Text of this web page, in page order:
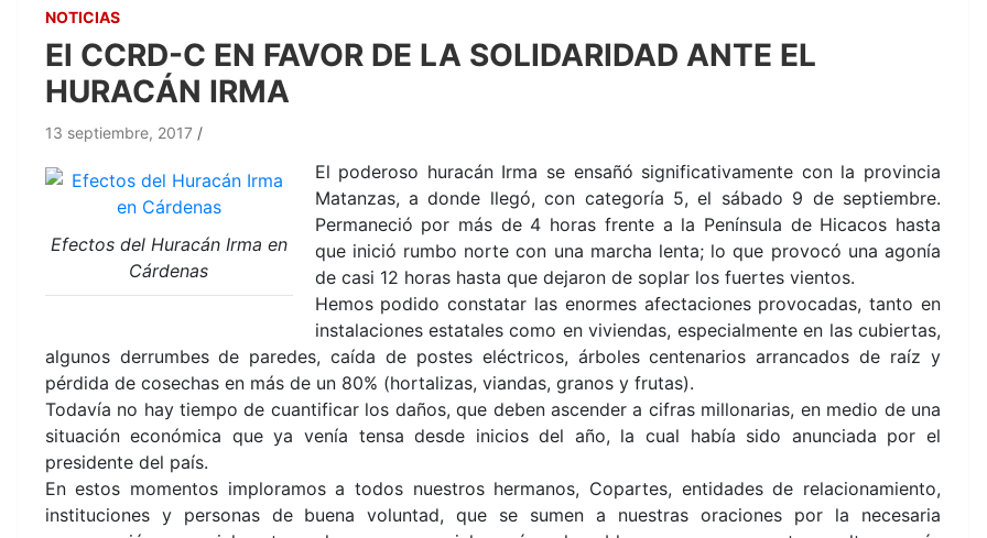
NOTICIAS
El CCRD-C EN FAVOR DE LA SOLIDARIDAD ANTE EL
HURACÁN IRMA
13 septiembre, 2017
Efectos del Huracán Irma en
Cárdenas
El poderoso huracán Irma se ensañó significativamente con la provincia
Matanzas, a donde llegó, con categoría 5, el sábado 9 de septiembre.
Permaneció por más de 4 horas frente a la Península de Hicacos hasta
que inició rumbo norte con una marcha lenta; lo que provocó una agonía
de casi 12 horas hasta que dejaron de soplar los fuertes vientos.
Hemos podido constatar las enormes afectaciones provocadas, tanto en
instalaciones estatales como en viviendas, especialmente en las cubiertas,
algunos derrumbes de paredes, caída de postes eléctricos, árboles centenarios arrancados de raíz y
pérdida de cosechas en más de un 80% (hortalizas, viandas, granos y frutas).
Todavía no hay tiempo de cuantificar los daños, que deben ascender a cifras millonarias, en medio de una
situación económica que ya venía tensa desde inicios del año, la cual había sido anunciada por el
presidente del país.
En estos momentos imploramos a todos nuestros hermanos, Copartes, entidades de relacionamiento,
instituciones y personas de buena voluntad, que se sumen a nuestras oraciones por la necesaria